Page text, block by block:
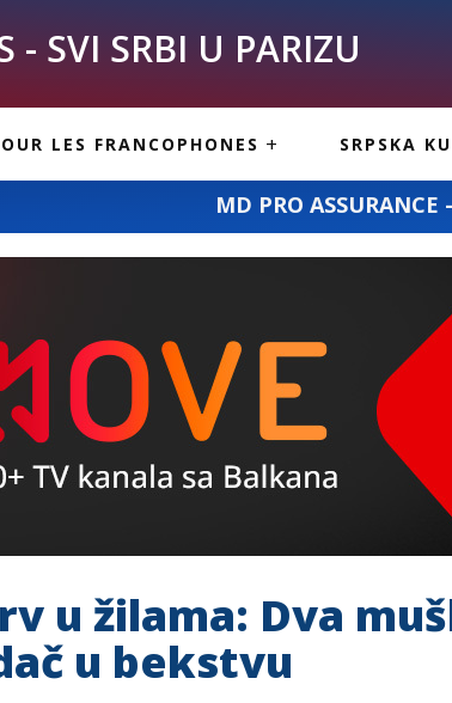
- SVI SRBI U PARIZU
LES FRANCOPHONES
SERBE
SRPSKA
MD PRO ASSURANCE – osiguranje po
u žilama: Dva
u bekstvu